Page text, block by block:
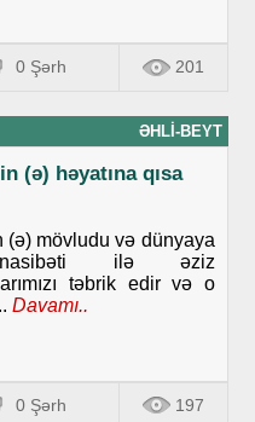
0 Şərh 201
ƏHLI-BEYT
(ə) həyatına qısa
(ə) mövludu və dünyaya
ilə əziz
təbrik edir və o
Davamı..
0 Şərh 197